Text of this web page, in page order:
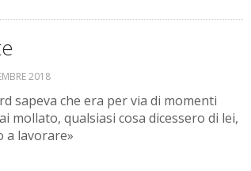
2018
sapeva che era per via di momenti
mollato, qualsiasi cosa dicessero di lei,
a lavorare»